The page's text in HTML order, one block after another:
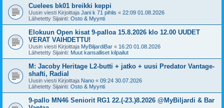
Cuelees bk01 breikki keppi
Uusin viesti Kirjoittaja Jani k 71 pihlis « 22:09 01.08.2026
Lähetetty Sijainti: Osto & Myynti
Elokuun Open kisat 9-palloa 15.8.2026 klo 12.00 UUDET
VERAT VAIHDETTU!
Uusin viesti Kirjoittaja MyBiljardiBar « 16:20 01.08.2026
Lähetetty Sijainti: Muut kansalliset kilpailut
M: Jacoby Heritage L2-butti + jatko + uusi Predator Vantage-
shafti, Radial
Uusin viesti Kirjoittaja Nano « 09:24 30.07.2026
Lähetetty Sijainti: Osto & Myynti
9-pallo MN46 Seniorit RG1 22.(-23.)8.2026 @MyBiljardi & Bar